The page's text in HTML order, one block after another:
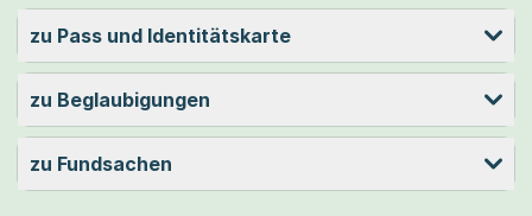
zu Pass und Identitätskarte
zu Beglaubigungen
zu Fundsachen